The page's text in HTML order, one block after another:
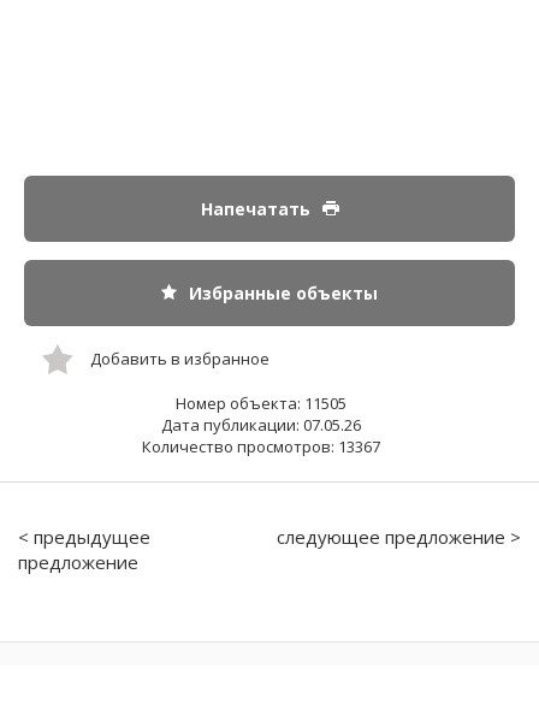
Напечатать
Избранные объекты
Добавить в избранное
Номер объекта: 11505
Дата публикации: 07.05.26
Количество просмотров: 13367
< предыдущее
предложение
следующее предложение >